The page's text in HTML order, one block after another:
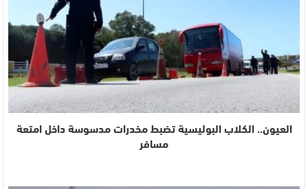
العيون.. الكلاب البوليسية تضبط مخدرات مدسوسة داخل امتعة
مسافر